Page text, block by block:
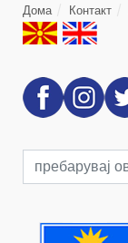
Дома Контакт